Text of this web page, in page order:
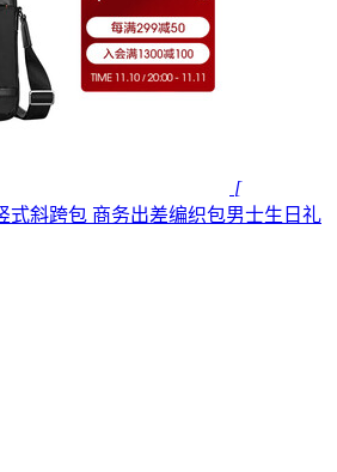
[
式斜跨包 商务出差编织包男士生日礼